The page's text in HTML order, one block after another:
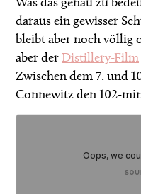
daraus ein gewisser
bleibt aber noch völlig
aber der Distillery-Film
Zwischen dem 7. und
Connewitz den 102-